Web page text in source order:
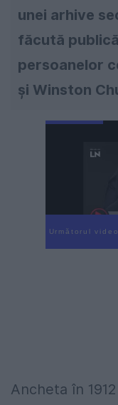
unei arhive
făcută
persoanelor
și Winston
Următorul
Ancheta în